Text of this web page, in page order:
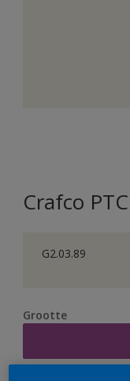
Crafco PTC
G2.03.89
Grootte